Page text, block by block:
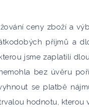
ceny zboží a
příjmů a
jsme zaplatili
bez úvěru
se platbě
hodnotu, kterou